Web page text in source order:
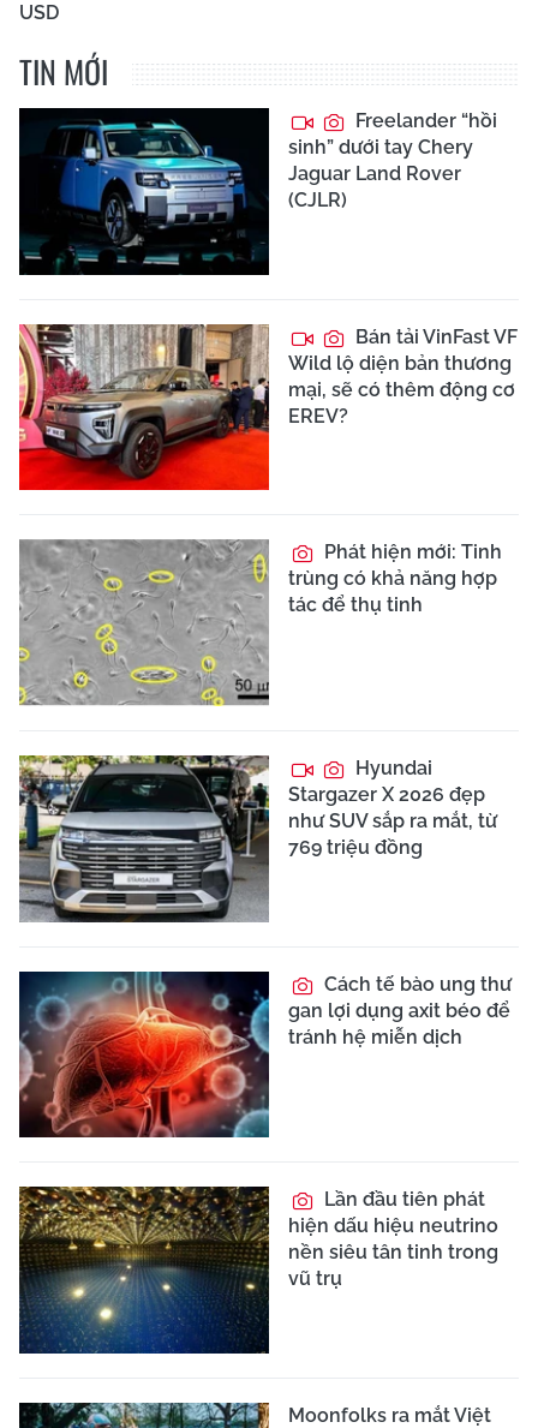
USD
TIN MỚI
Freelander “hồi
sinh” dưới tay Chery
Jaguar Land Rover
(CJLR)
Bán tải VinFast VF
Wild lộ diện bản thương
mại, sẽ có thêm động cơ
EREV?
Phát hiện mới: Tinh
trùng có khả năng hợp
tác để thụ tinh
Hyundai
Stargazer X 2026 đẹp
như SUV sắp ra mắt, từ
769 triệu đồng
Cách tế bào ung thư
gan lợi dụng axit béo để
tránh hệ miễn dịch
Lần đầu tiên phát
hiện dấu hiệu neutrino
nền siêu tân tinh trong
vũ trụ
Moonfolks ra mắt Việt